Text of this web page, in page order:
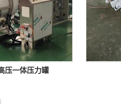
压一体压力罐